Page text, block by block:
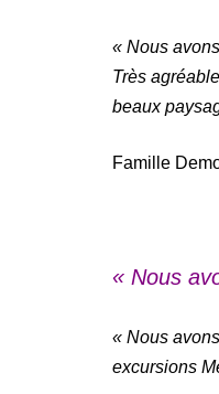
« Nous
Très
beaux
Famille
« Nous
« Nous
excursions